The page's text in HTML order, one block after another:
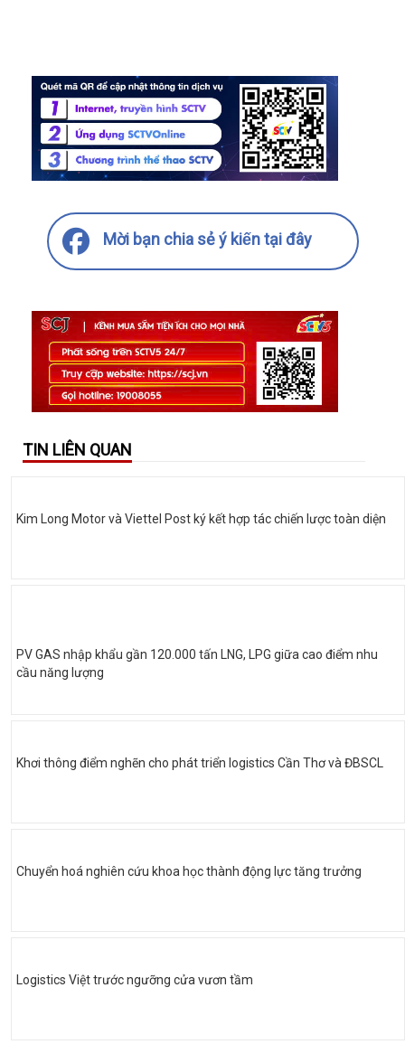
Mời bạn chia sẻ ý kiến tại đây
TIN LIÊN QUAN
Kim Long Motor và Viettel Post ký kết hợp tác chiến lược toàn diện
PV GAS nhập khẩu gần 120.000 tấn LNG, LPG giữa cao điểm nhu
cầu năng lượng
Khơi thông điểm nghẽn cho phát triển logistics Cần Thơ và ĐBSCL
Chuyển hoá nghiên cứu khoa học thành động lực tăng trưởng
Logistics Việt trước ngưỡng cửa vươn tầm